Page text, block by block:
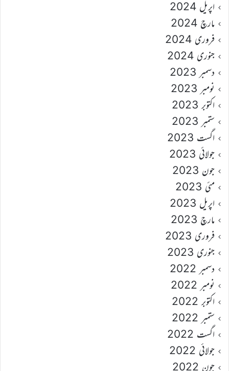
اپریل 2024
مارچ 2024
فروری 2024
جنوری 2024
دسمبر 2023
نومبر 2023
اکتوبر 2023
ستمبر 2023
اگست 2023
جولائی 2023
جون 2023
مئی 2023
اپریل 2023
مارچ 2023
فروری 2023
جنوری 2023
دسمبر 2022
نومبر 2022
اکتوبر 2022
ستمبر 2022
اگست 2022
جولائی 2022
جون 2022